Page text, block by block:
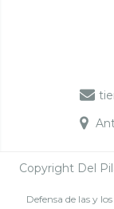
Copyright Del
Defensa de las y